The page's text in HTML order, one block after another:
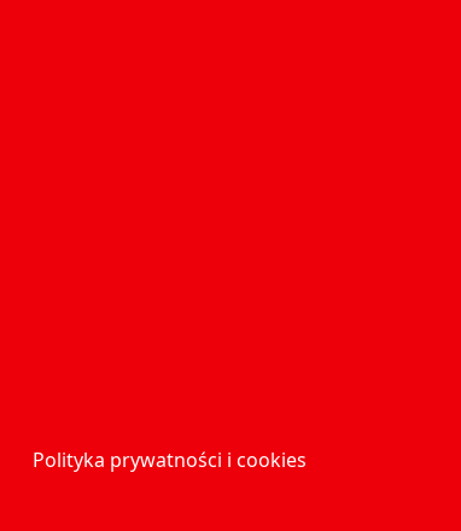
Polityka prywatności i cookies